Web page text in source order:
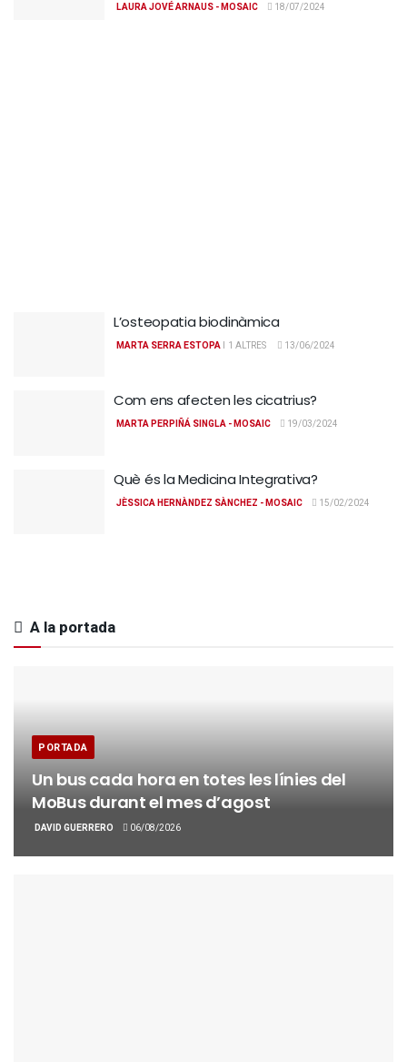
LAURA JOVÉ ARNAUS - MOSAIC 18/07/2024
L’osteopatia biodinàmica
MARTA SERRA ESTOPA I 1 ALTRES 13/06/2024
Com ens afecten les cicatrius?
MARTA PERPIÑÁ SINGLA - MOSAIC 19/03/2024
Què és la Medicina Integrativa?
JÈSSICA HERNÀNDEZ SÀNCHEZ - MOSAIC 15/02/2024
A la portada
PORTADA
Un bus cada hora en totes les línies del
MoBus durant el mes d’agost
DAVID GUERRERO 06/08/2026